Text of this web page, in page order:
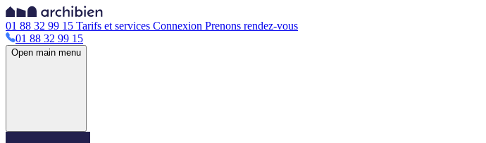
01 88 32 99 15 Tarifs et services Connexion Prenons rendez-vous
01 88 32 99 15
Open main menu